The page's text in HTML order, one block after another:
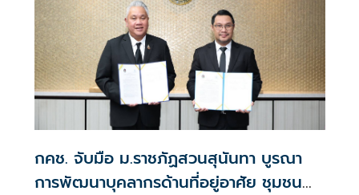
กคช. จับมือ ม.ราชภัฏสวนสุนันทา บูรณา
การพัฒนาบุคลากรด้านที่อยู่อาศัย ชุมชน